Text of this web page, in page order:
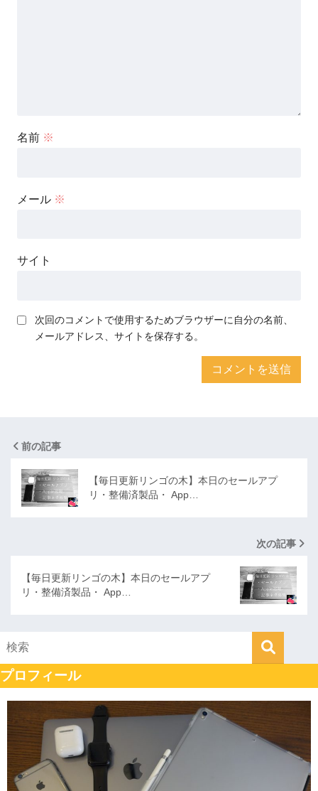
名前 ※
メール ※
サイト
次回のコメントで使用するためブラウザーに自分の名前、
メールアドレス、サイトを保存する。
前の記事
【毎日更新リンゴの木】本日のセールアプ
リ・整備済製品・ App…
次の記事
【毎日更新リンゴの木】本日のセールアプ
リ・整備済製品・ App…
プロフィール